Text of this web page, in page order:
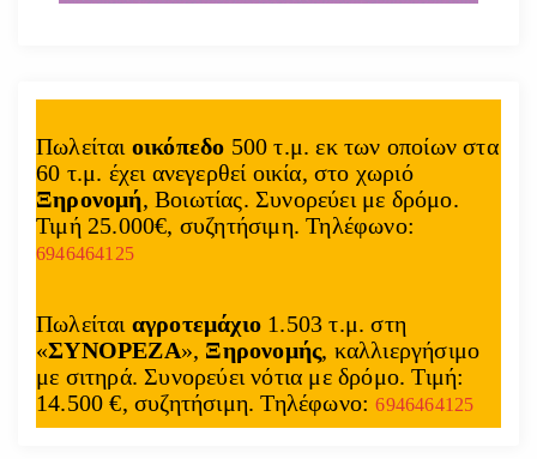
Πωλείται οικόπεδο 500 τ.μ. εκ των οποίων στα
60 τ.μ. έχει ανεγερθεί οικία, στο χωριό
Ξηρονομή, Βοιωτίας. Συνορεύει με δρόμο.
Τιμή 25.000€, συζητήσιμη. Τηλέφωνο:
6946464125
Πωλείται αγροτεμάχιο 1.503 τ.μ. στη
«ΣΥΝΟΡΕΖΑ», Ξηρονομής, καλλιεργήσιμο
με σιτηρά. Συνορεύει νότια με δρόμο. Τιμή:
14.500 €, συζητήσιμη. Τηλέφωνο:6946464125